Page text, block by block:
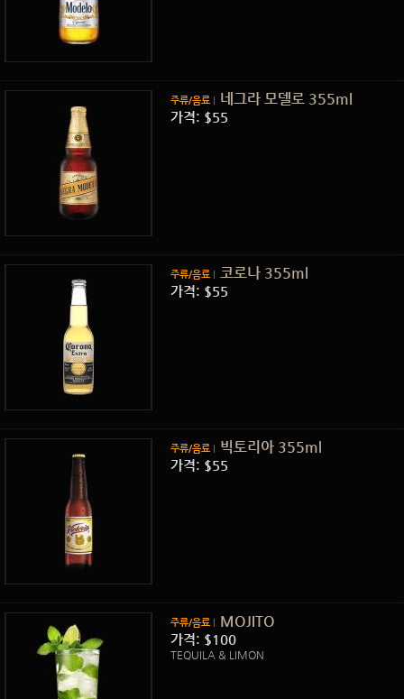
주류/음료 네그라 모델로 355ml
가격: $55
주류/음료 코로나 355ml
가격: $55
주류/음료 빅토리아 355ml
가격: $55
주류/음료 MOJITO
가격: $100
TEQUILA & LIMON